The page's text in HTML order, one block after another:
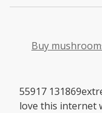
Buy
55917
love this internet